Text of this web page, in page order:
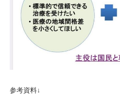
参考資料↓